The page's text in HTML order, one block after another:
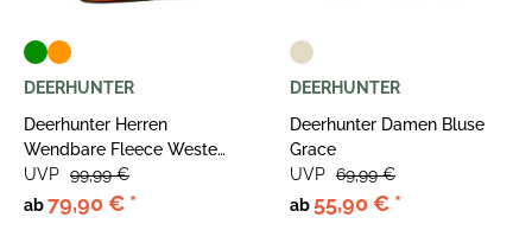
DEERHUNTER
Deerhunter Herren
Wendbare Fleece Weste
Gamekeeper
ab79,90 € *
UVP 99,99 €
DEERHUNTER
Deerhunter Damen Bluse
Grace
ab 55,90 € *
UVP 69,99 €